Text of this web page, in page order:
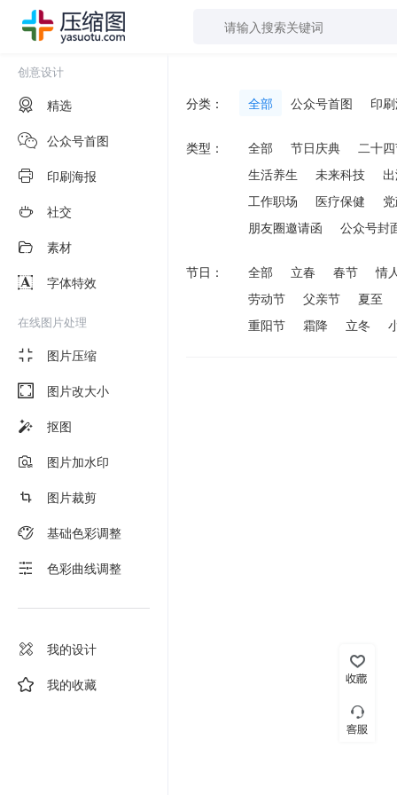
创意设计
精选
公众号首图
印刷海报
社交
素材
字体特效
在线图片处理
图片压缩
图片改大小
抠图
图片加水印
图片裁剪
基础色彩调整
色彩曲线调整
我的设计
我的收藏
分类： 全部 公众号首图 印
类型： 全部 节日庆典
二十
生活养生
未来科技
工作职场
医疗保健
朋友圈邀请函
公众号封
节日： 全部 立春 春节
情
劳动节
父亲节
夏至
重阳节
霜降 立冬